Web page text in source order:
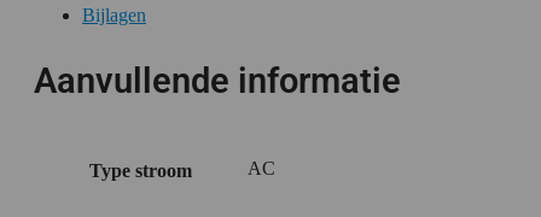
Bijlagen
Aanvullende informatie
Type stroom AC